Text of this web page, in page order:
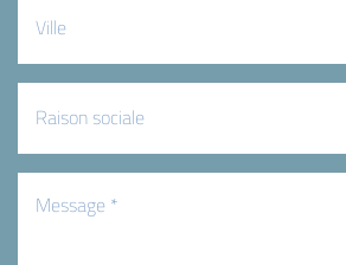
sociale
(Nécessaire)